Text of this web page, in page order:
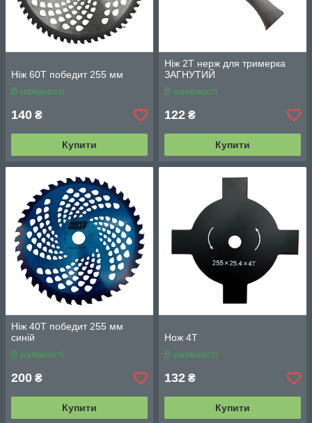
Ніж 60Т победит 255 мм
В наявності
140 ₴
Купити
Ніж 2Т нерж для тримерка
ЗАГНУТИЙ
В наявності
122 ₴
Купити
Ніж 40Т победит 255 мм
синій
В наявності
200 ₴
Купити
Нож 4Т
В наявності
132 ₴
Купити